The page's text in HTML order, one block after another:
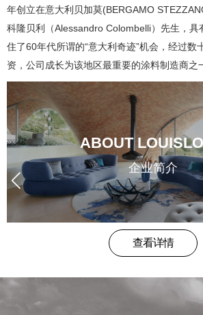
中
牌
形
年创立在意大利贝加莫(BERGAMO
科隆贝利（Alessandro Colombelli）先生，具
住了60年代所谓的“意大利奇迹”机会，经过数
资，公司成长为该地区最重要的涂料制造商之
ABOUT
企业简介
查看详情